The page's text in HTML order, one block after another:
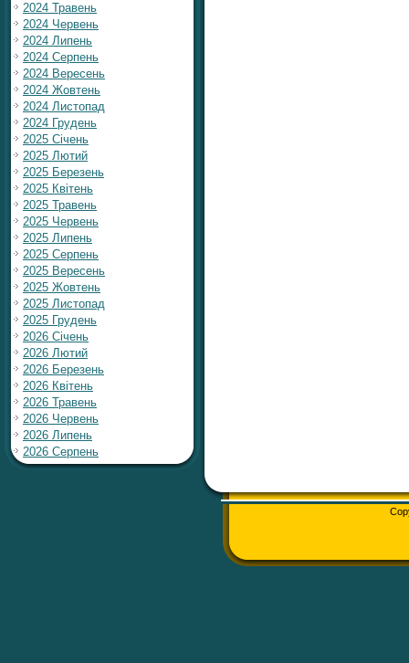
2024 Травень
2024 Червень
2024 Липень
2024 Серпень
2024 Вересень
2024 Жовтень
2024 Листопад
2024 Грудень
2025 Січень
2025 Лютий
2025 Березень
2025 Квітень
2025 Травень
2025 Червень
2025 Липень
2025 Серпень
2025 Вересень
2025 Жовтень
2025 Листопад
2025 Грудень
2026 Січень
2026 Лютий
2026 Березень
2026 Квітень
2026 Травень
2026 Червень
2026 Липень
2026 Серпень